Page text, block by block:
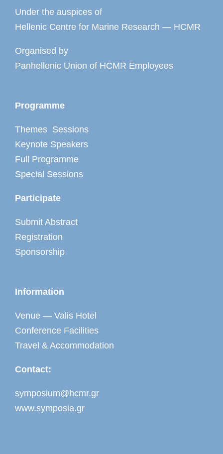
Under the auspices of
Hellenic Centre for Marine Research — HCMR
Organised by
Panhellenic Union of HCMR Employees
Programme
Themes Sessions
Keynote Speakers
Full Programme
Special Sessions
Participate
Submit Abstract
Registration
Sponsorship
Information
Venue — Valis Hotel
Conference Facilities
Travel & Accommodation
Contact:
symposium@hcmr.gr
www.symposia.gr